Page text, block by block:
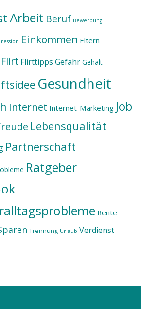
Arbeit Beruf Bewerbung
Einkommen Eltern
Flirt Flirttipps Gefahr Gehalt
Gesundheit
Internet Internet-Marketing Job
Lebensqualität
Partnerschaft
Ratgeber
Rente
Trennung Urlaub Verdienst